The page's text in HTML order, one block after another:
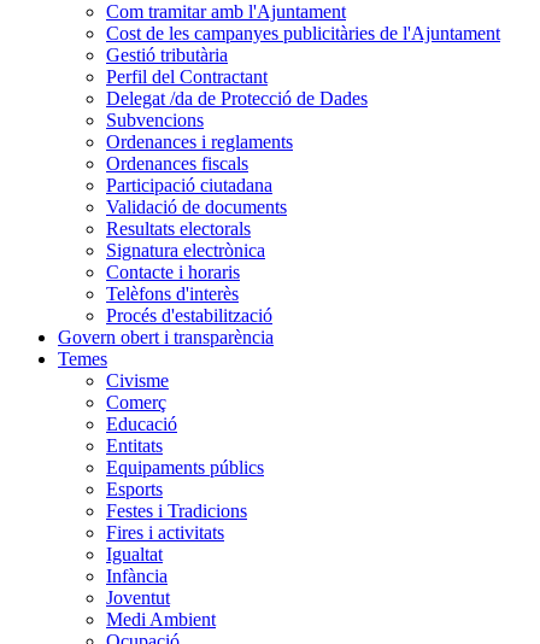
Com tramitar amb l'Ajuntament
Cost de les campanyes publicitàries de l'Ajuntament
Gestió tributària
Perfil del Contractant
Delegat /da de Protecció de Dades
Subvencions
Ordenances i reglaments
Ordenances fiscals
Participació ciutadana
Validació de documents
Resultats electorals
Signatura electrònica
Contacte i horaris
Telèfons d'interès
Procés d'estabilització
Govern obert i transparència
Temes
Civisme
Comerç
Educació
Entitats
Equipaments públics
Esports
Festes i Tradicions
Fires i activitats
Igualtat
Infància
Joventut
Medi Ambient